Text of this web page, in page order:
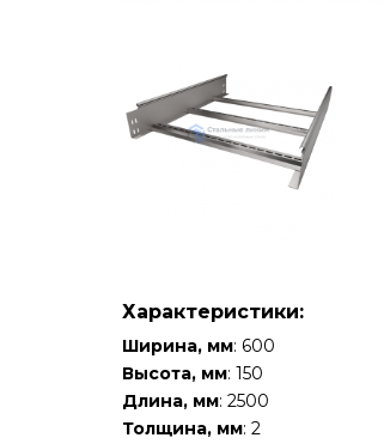
Характеристики:
Ширина, мм: 600
Высота, мм: 150
Длина, мм: 2500
Толщина, мм: 2